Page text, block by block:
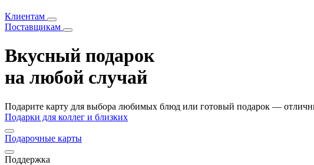
Клиентам
Поставщикам
Вкусный подарок
на любой случай
Подарите карту для выбора любимых блюд или готовый подарок —
Подарки для коллег и близких
Подарочные карты
Поддержка